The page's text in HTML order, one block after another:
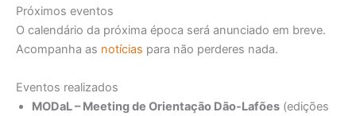
Próximos eventos
O calendário da próxima época será anunciado em breve.
Acompanha as notícias para não perderes nada.
Eventos realizados
MODaL – Meeting de Orientação Dão-Lafões (edições